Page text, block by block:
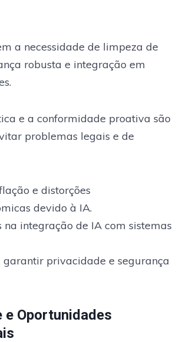
a necessidade de limpeza de
robusta e integração em
e a conformidade proativa são
problemas legais e de
e distorções
devido à IA.
na integração de IA com sistemas
garantir privacidade e segurança
e Oportunidades